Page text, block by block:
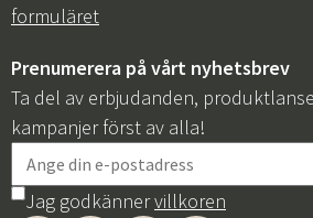
formuläret
Prenumerera på vårt nyhetsbrev
Ta del av erbjudanden,
kampanjer först av alla!
Jag godkännervillkoren